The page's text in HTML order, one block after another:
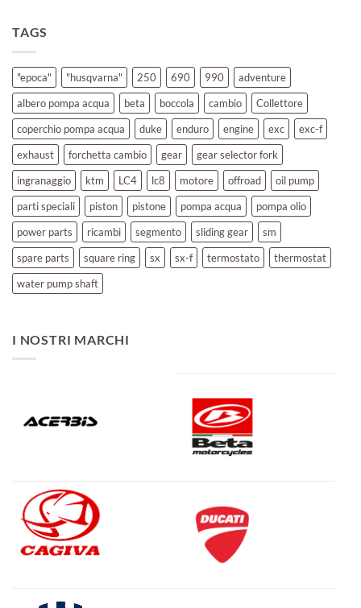
TAGS
"epoca" "husqvarna" 250 690 990
adventure
albero pompa acqua
beta boccola cambio
Collettore
coperchio pompa acqua
duke enduro engine exc
exc-f
exhaust
forchetta cambio gear
gear selector fork
ingranaggio
ktm LC4 lc8 motore offroad
oil pump
parti speciali
piston pistone pompa acqua
pompa olio
power parts
ricambi segmento sliding gear
sm
spare parts
square ring sx sx-f termostato
thermostat
water pump shaft
I NOSTRI MARCHI